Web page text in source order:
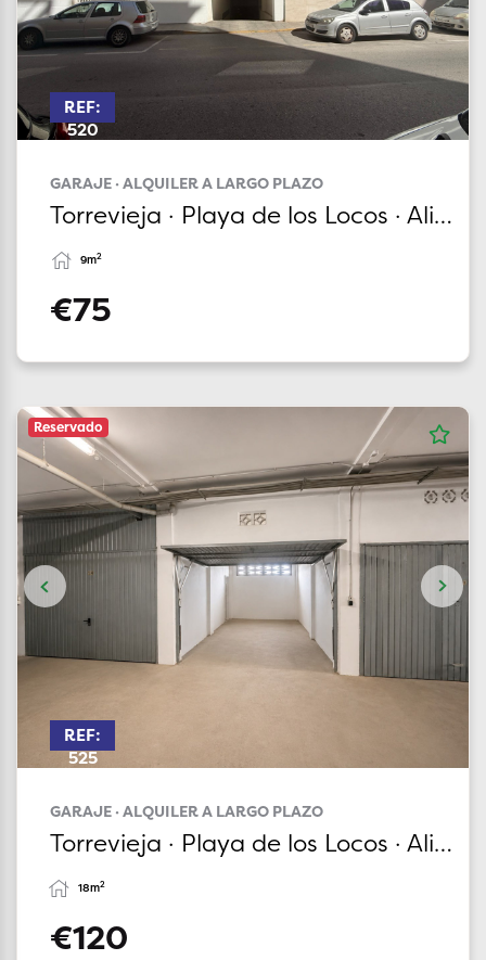
REF:
520
GARAJE · ALQUILER A LARGO PLAZO
Torrevieja · Playa de los Locos · Alicante
9m2
€75
Reservado
REF:
525
GARAJE · ALQUILER A LARGO PLAZO
Torrevieja · Playa de los Locos · Alicante
18m2
€120